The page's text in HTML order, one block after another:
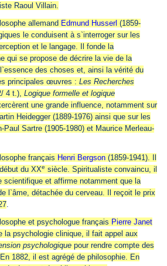
Raoul Villain.
allemand Edmund Husserl (1859-
le conduisent à s`interroger sur les
et le langage. Il fonde la
qui se propose de décrire la vie de la
des choses et, ainsi la vérité du
principales œuvres : Les Recherches
4 t.), Logique formelle et logique
une grande influence, notamment sur
Heidegger (1889-1976) ainsi que sur les
Sartre (1905-1980) et Maurice Merleau-
français Henri Bergson (1859-1941). Il
du XXe siècle. Spiritualiste convaincu, il
scientifique et affirme notamment que la
l`âme, détachée du cerveau. Il reçoit le prix
.
et psychologue français Pierre Janet
la psychologie clinique, il fait appel aux
psychologique pour rendre compte des
1882, il est agrégé de philosophie. En